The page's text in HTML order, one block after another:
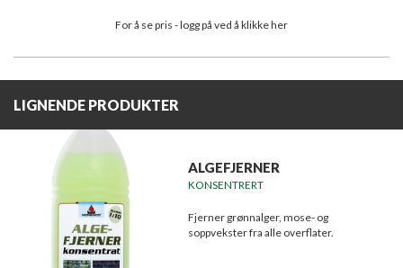
For å se pris - logg på ved å klikke her
LIGNENDE PRODUKTER
ALGEFJERNER
KONSENTRERT
Fjerner grønnalger, mose- og
soppvekster fra alle overflater.